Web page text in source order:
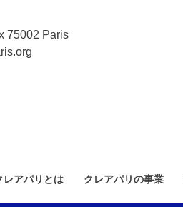
75002 Paris
レアパリとは クレアパリの事業